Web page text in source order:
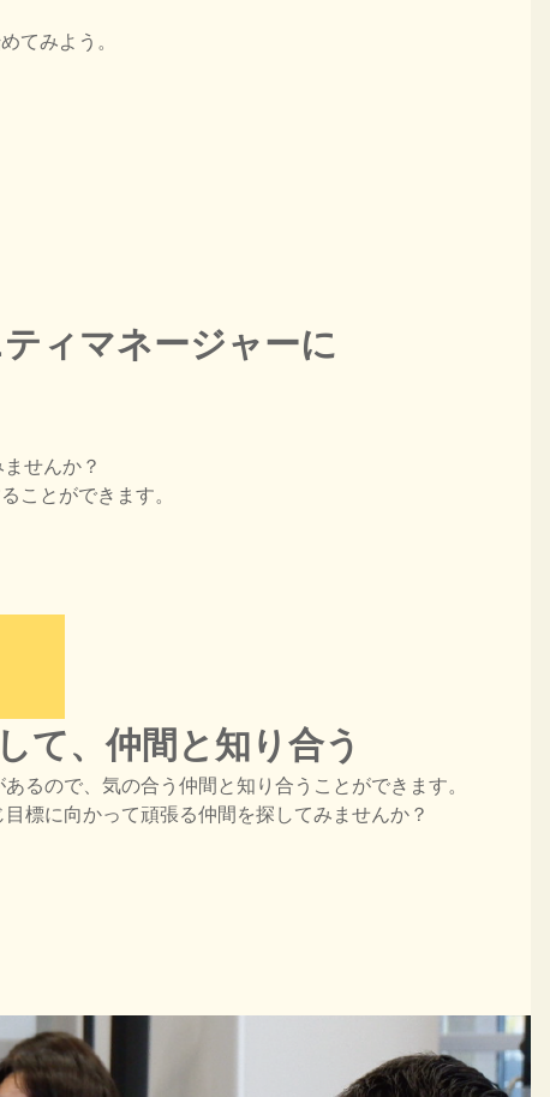
てみよう。
ィマネージャーに
せんか？
ことができます。
て、仲間と知り合う
るので、気の合う仲間と知り合うことができます。
標に向かって頑張る仲間を探してみませんか？